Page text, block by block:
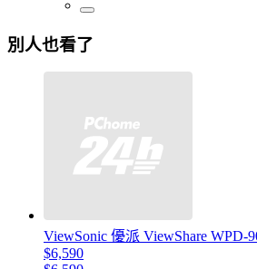
別人也看了
ViewSonic 優派 ViewShare WPD-
$6,590